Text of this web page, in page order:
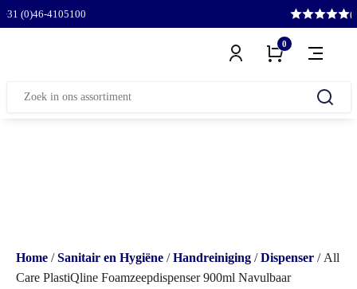
+31 (0)46-4105100
0
Zoeken
Home /Sanitair en Hygiëne /Handreiniging /Dispenser / All
Care PlastiQline Foamzeepdispenser 900ml Navulbaar